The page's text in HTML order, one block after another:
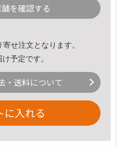
を確認する
せ注文となります。
予定です。
・送料について
に入れる